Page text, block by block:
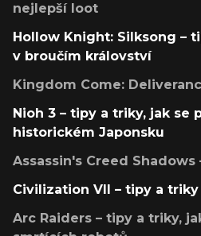
nejlepší loot
Hollow Knight: Silksong –
v broučím království
Kingdom Come:
Nioh 3 – tipy a triky, jak se
historickém Japonsku
Assassin's Creed
Civilization VII – tipy a triky
Arc Raiders – tipy a triky,